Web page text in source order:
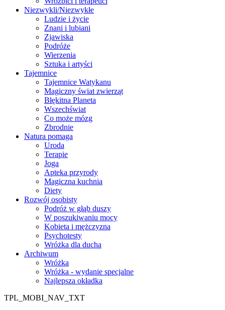
Niezwykli/Niezwykłe
Ludzie i życie
Znani i lubiani
Zjawiska
Podróże
Wierzenia
Sztuka i artyści
Tajemnice
Tajemnice Watykanu
Magiczny świat zwierząt
Błękitna Planeta
Wszechświat
Co może mózg
Zbrodnie
Natura pomaga
Uroda
Terapie
Joga
Apteka przyrody
Magiczna kuchnia
Diety
Rozwój osobisty
Podróż w głąb duszy
W poszukiwaniu mocy
Kobieta i mężczyzna
Psychotesty
Wróżka dla ducha
Archiwum
Wróżka
Wróżka - wydanie specjalne
Najlepsza okładka
TPL_MOBI_NAV_TXT